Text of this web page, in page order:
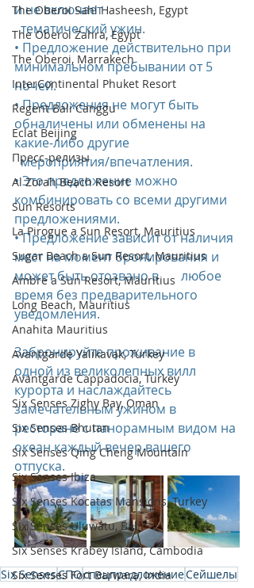
The Oberoi Sahl Hasheesh, Egypt
The Oberoi Zahra, Egypt
The Oberoi, Marrakech
InterContinental Phuket Resort
Regent Bali Canggu
Eclat Beijing
Пресс-релизы
Al Zorah Beach Resort
Sun Resorts
La Pirogue a Sun Resort, Mauritius
Sugar Beach a Sun Resort, Mauritius
Ambre a Sun Resort, Mauritius
Long Beach, Mauritius
Anahita Mauritius
Avantgarde Yalıkavak, Turkey
Avantgarde Cappadocia, Turkey
Six Senses Zighy Bay, Oman
Six Senses Bhutan
Six Senses Qing Cheng Mountain
Six Senses Ibiza
Six Senses Kocatas Mansions, Turkey
Six Senses Uluwatu, Bali
Six Senses Krabey Island, Cambodia
Six Senses Fort Barwara, India
и не включает
  тематический ужин.
• Предложение действительно при
минимальном пребывании от 5
ночей.
• Предложения не могут быть
обналичены или обменены на
какие-либо другие
  мероприятия/впечатления.
• Это предложение можно
комбинировать со всеми другими
предложениями.
• Предложение зависит от наличия
мест на момент бронирования и
может быть отозвано в       любое
время без предварительного
уведомления.
Забронируйте проживание в
одной из великолепных вилл
курорта и наслаждайтесь
замечательным ужином в
ресторане с панорамным видом на
океан каждый вечер вашего
отпуска.
Six SensesСПОспецпредложениеСейшелы